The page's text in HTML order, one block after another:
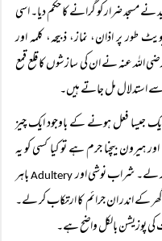
مسجد ضرار کو گرانے کا حکم دیا۔ اسی
طور پر اذان، نماز، ذبیحہ، کلمہ اور
اللہ عنہ نے ان کی سازشوں کا قلع قمع
استدلال مل جاتے ہیں۔
جیسا فعل ہونے کے باوجود ایک چیز
ہیرون بیچنا جرم ہے تو کیا کسی کو یہ
لے۔ شراب نوشی اورAdultery
باہر
کے اندر ان جرائم کا ارتکاب کر لے۔
پوزیشن بالکل واضح ہے۔